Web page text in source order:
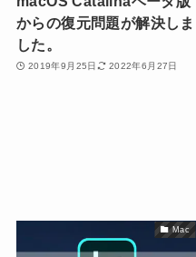
からの復元問題が解決しま
した。
2019年9月25日 2022年6月27日
Mac